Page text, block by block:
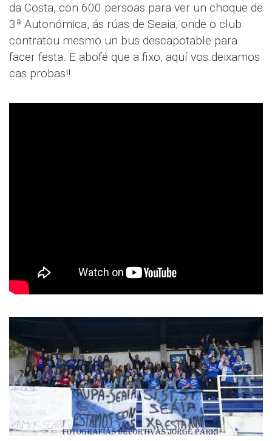
da Costa, con 600 persoas para ver un choque de
3ª Autonómica, ás rúas de Seaia, onde o club
contratou mesmo un bus descapotable para
facer festa. E abofé que a fixo, aquí vos deixamos
cas probas!!